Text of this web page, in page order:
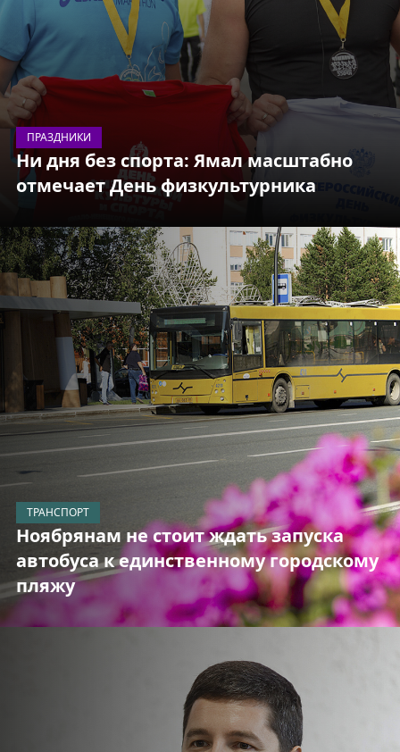
ПРАЗДНИКИ
Ни дня без спорта: Ямал масштабно
отмечает День физкультурника
ТРАНСПОРТ
Ноябрянам не стоит ждать запуска
автобуса к единственному городскому
пляжу